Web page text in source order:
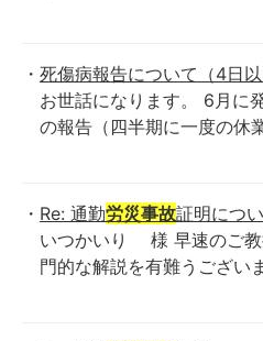
死傷病報告について（4日以
お世話になります。 6月に
の報告（四半期に一度の休
Re: 通勤労災事故証明につい
いつかいり 様 早速のご教
門的な解説を有難うござい